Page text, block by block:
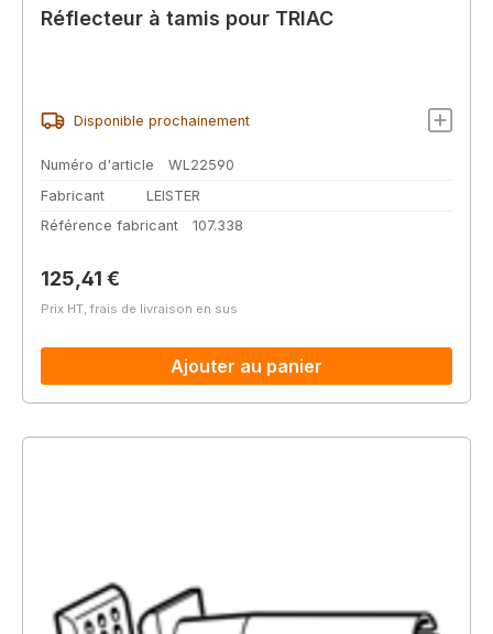
Réflecteur à tamis pour TRIAC
Disponible prochainement
Numéro d'article
WL22590
Fabricant
LEISTER
Référence fabricant
107.338
Prix régulier :
125,41 €
Prix HT, frais de livraison en sus
Ajouter au panier